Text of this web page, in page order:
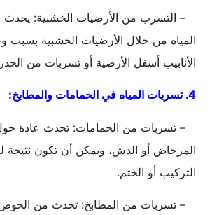
– التسرب من الأرضيات الخشبية: يحدث
المياه من خلال الأرضيات الخشبية
الأنابيب أسفل الأرضية أو تسربات من
4. تسربات المياه في الحمامات والمطابخ:
– تسربات من الحمامات: تحدث عادة
المرحاض أو الدش، ويمكن أن تكون نتيجة
التركيب أو الختم.
– تسربات من المطابخ: تحدث من الحوض